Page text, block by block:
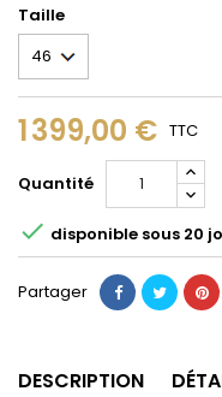
Taille
1 399,00 € TTC
Quantité
 disponible sous 20
Partager
DESCRIPTION